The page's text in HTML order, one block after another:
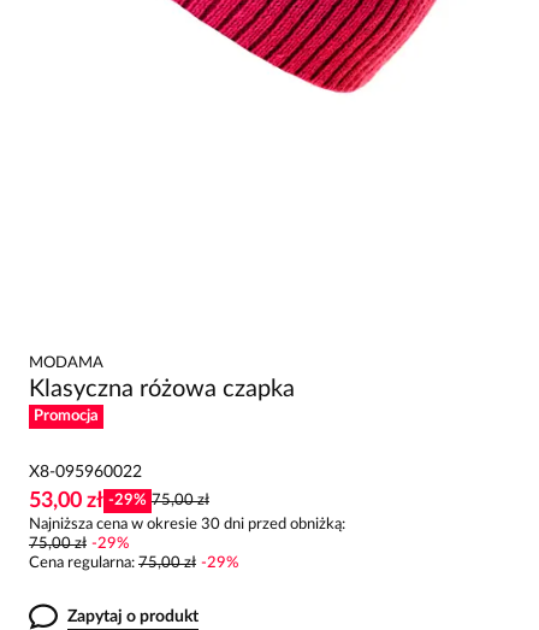
MODAMA
Klasyczna różowa czapka
Promocja
X8-095960022
53,00 zł -29% 75,00 zł
Najniższa cena w okresie 30 dni przed obniżką:
75,00 zł -29%
Cena regularna: 75,00 zł -29%
Zapytaj o produkt